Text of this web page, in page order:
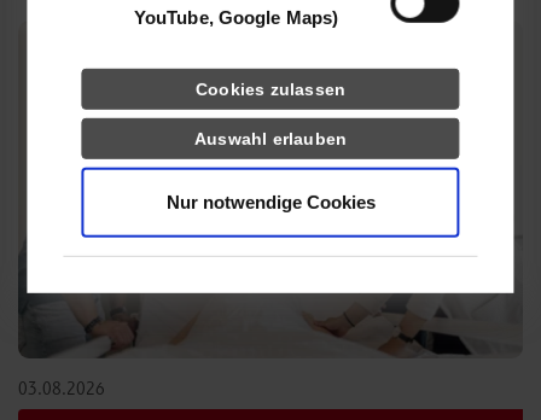
YouTube, Google Maps)
Cookies zulassen
Auswahl erlauben
Nur notwendige Cookies
03.08.2026